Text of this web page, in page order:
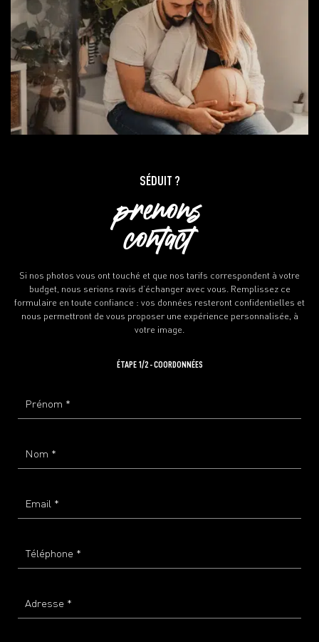
SÉDUIT ?
prenons
contact
Si nos photos vous ont touché et que nos tarifs correspondent à votre
budget, nous serions ravis d’échanger avec vous. Remplissez ce
formulaire en toute confiance : vos données resteront confidentielles et
nous permettront de vous proposer une expérience personnalisée, à
votre image.
ÉTAPE 1/2 - COORDONNÉES